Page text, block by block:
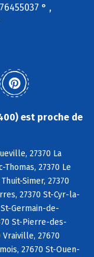
° ,
est proche de
27370 La
Thomas, 27370 Le
Simer, 27370
27370 St-Cyr-la-
Germain-de-
St-Pierre-des-
27670
27670 St-Ouen-